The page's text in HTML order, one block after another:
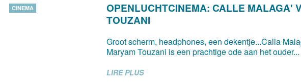
CINEMA
OPENLUCHTCINEMA: CALLE MALAGA'
TOUZANI
Groot scherm, headphones, een dekentje...Calla
Maryam Touzani is een prachtige ode aan het ouder...
LIRE PLUS